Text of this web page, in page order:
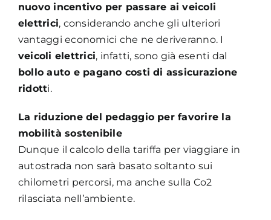
nuovo incentivo per passare ai veicoli
elettrici, considerando anche gli ulteriori
vantaggi economici che ne deriveranno. I
veicoli elettrici, infatti, sono già esenti dal
bollo auto e pagano costi di assicurazione
ridotti.
La riduzione del pedaggio per favorire la
mobilità sostenibile
Dunque il calcolo della tariffa per viaggiare in
autostrada non sarà basato soltanto sui
chilometri percorsi, ma anche sulla Co2
rilasciata nell’ambiente.